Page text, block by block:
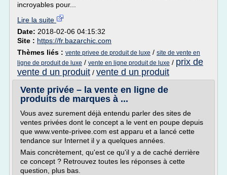
incroyables pour...
Lire la suite
Date: 2018-02-06 04:15:32
Site : https://fr.bazarchic.com
Thèmes liés : vente privee de produit de luxe / site de vente en
ligne de produit de luxe / vente en ligne produit de luxe / prix de
vente d un produit / vente d un produit
Vente privée – la vente en ligne de
produits de marques à ...
Vous avez surement déjà entendu parler des sites de
ventes privées dont le concept a le vent en poupe depuis
que www.vente-privee.com est apparu et a lancé cette
tendance sur Internet il y a quelques années.
Mais concrètement, qu'est ce qu'il y a de caché derrière
ce concept ? Retrouvez toutes les réponses à cette
question, plus bas.